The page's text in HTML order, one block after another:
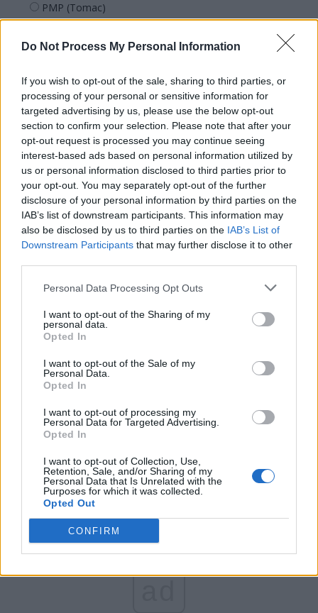
Do Not Process My Personal Information
If you wish to opt-out of the sale, sharing to third parties, or
processing of your personal or sensitive information for
targeted advertising by us, please use the below opt-out
section to confirm your selection. Please note that after your
opt-out request is processed you may continue seeing
interest-based ads based on personal information utilized by
us or personal information disclosed to third parties prior to
your opt-out. You may separately opt-out of the further
disclosure of your personal information by third parties on the
IAB’s list of downstream participants. This information may
also be disclosed by us to third parties on the IAB’s List of
Downstream Participants that may further disclose it to other
Personal Data Processing Opt Outs
I want to opt-out of the Sharing of my
personal data.
Opted In
I want to opt-out of the Sale of my
Personal Data.
Opted In
I want to opt-out of processing my
Personal Data for Targeted Advertising.
Opted In
I want to opt-out of Collection, Use,
Retention, Sale, and/or Sharing of my
Personal Data that Is Unrelated with the
Purposes for which it was collected.
Opted Out
CONFIRM
PMP (Tomac)
PNȚMM
SENS
SOS (Șoșoacă)
POT (Gavrilă)
PACE (Peia)
Acțiunea Conservatoare (Târziu)
PDF (Lazarus)
PUSL (D. Voiculescu)
PNȚCD (Pavelescu)
PNCR (Terheș)
Partidul Patrioților (Surugiu)
România pe Primul Loc (Ponta)
Arhiva sondajelor